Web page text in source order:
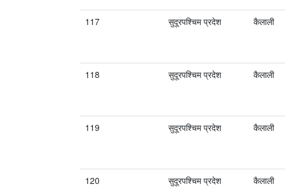
117 सुदूरपश्चिम प्रदेश कैलाली
118 सुदूरपश्चिम प्रदेश कैलाली
119 सुदूरपश्चिम प्रदेश कैलाली
120 सुदूरपश्चिम प्रदेश कैलाली